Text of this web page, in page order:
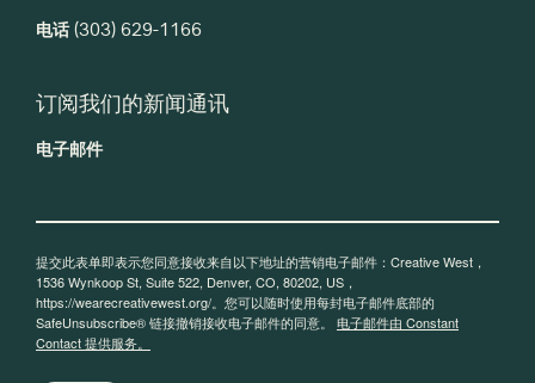
电话(303) 629-1166
订阅我们的新闻通讯
电子邮件
提交此表单即表示您同意接收来自以下地址的营销电子邮件：Creative West，
1536 Wynkoop St, Suite 522, Denver, CO, 80202, US，
https://wearecreativewest.org/。您可以随时使用每封电子邮件底部的
SafeUnsubscribe® 链接撤销接收电子邮件的同意。 电子邮件由 Constant
Contact 提供服务。